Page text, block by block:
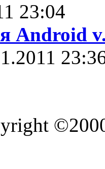
23:04
Android